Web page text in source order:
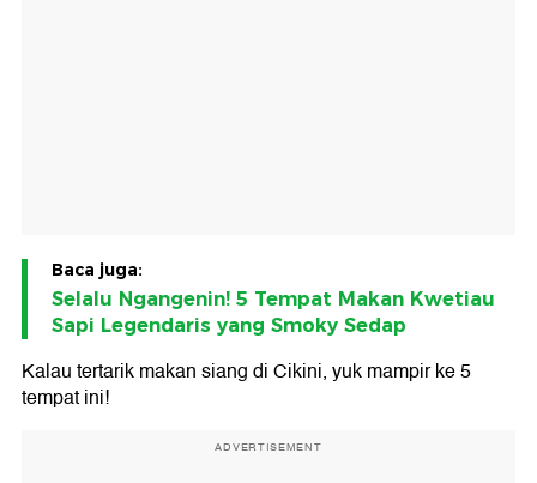
Baca juga:
Selalu Ngangenin! 5 Tempat Makan Kwetiau
Sapi Legendaris yang Smoky Sedap
Kalau tertarik makan siang di Cikini, yuk mampir ke 5
tempat ini!
ADVERTISEMENT